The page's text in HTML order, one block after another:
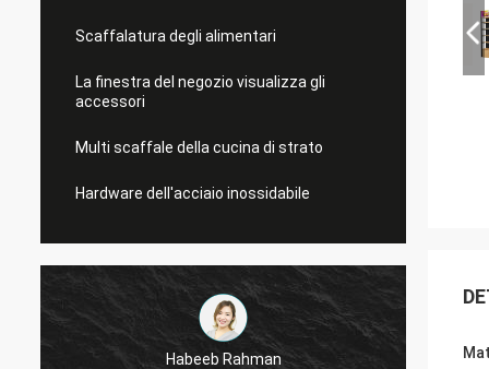
Scaffalatura degli alimentari
La finestra del negozio visualizza gli
accessori
Multi scaffale della cucina di strato
Hardware dell'acciaio inossidabile
Galletti di Marco